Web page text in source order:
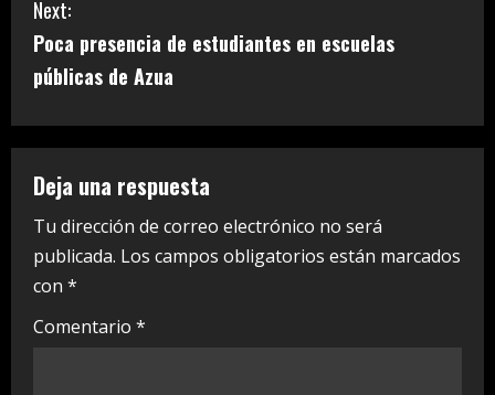
t
i
n
u
e
R
e
Next:
Poca presencia de estudiantes en escuelas
públicas de Azua
Deja una respuesta
Tu dirección de correo electrónico no será
publicada. Los campos obligatorios están marcados
con *
Comentario *